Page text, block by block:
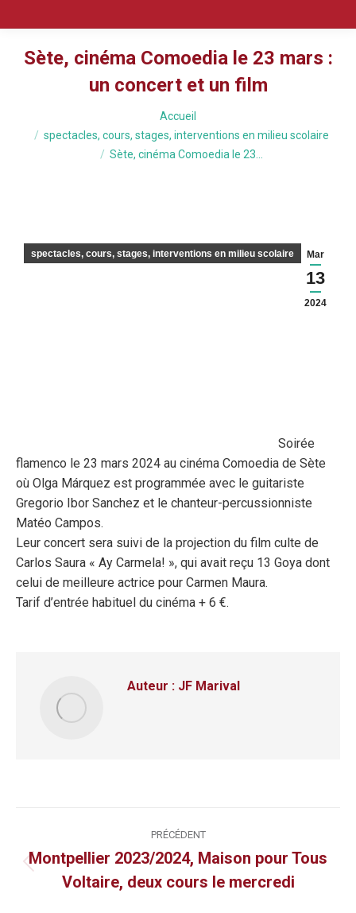
Sète, cinéma Comoedia le 23 mars :
un concert et un film
Accueil
spectacles, cours, stages, interventions en milieu scolaire
Sète, cinéma Comoedia le 23…
Mar
13
2024
spectacles, cours, stages, interventions en milieu scolaire
Soirée
flamenco le 23 mars 2024 au cinéma Comoedia de Sète
où Olga Márquez est programmée avec le guitariste
Gregorio Ibor Sanchez et le chanteur-percussionniste
Matéo Campos.
Leur concert sera suivi de la projection du film culte de
Carlos Saura « Ay Carmela! », qui avait reçu 13 Goya dont
celui de meilleure actrice pour Carmen Maura.
Tarif d’entrée habituel du cinéma + 6 €.
Auteur : JF Marival
article
PRÉCÉDENT
Article
précédent
Montpellier 2023/2024, Maison pour Tous
Voltaire, deux cours le mercredi